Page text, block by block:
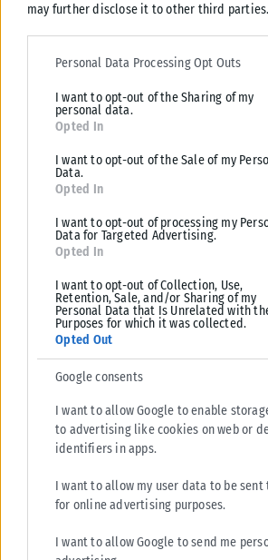
may further disclose it to other third parties.
Please note that this website/app uses one
services and may gather and store
deny consent to Google and its third-party
for below specified purposes in below
Personal Data Processing Opt Outs
I want to opt-out of the Sharing of my
personal data.
Opted In
I want to opt-out of the Sale of my
Data.
Opted In
I want to opt-out of processing my
Data for Targeted Advertising.
Opted In
I want to opt-out of Collection, Use,
Retention, Sale, and/or Sharing of my
Personal Data that Is Unrelated with
Purposes for which it was collected.
Opted Out
Google consents
I want to allow Google to enable
to advertising like cookies on web or
identifiers in apps.
I want to allow my user data to be sent
for online advertising purposes.
I want to allow Google to send me
οριστικό και επίσημο αποτέλεσμα
Πρωτοδικείο, όχι από το Υπουργείο
ΑΠΟ ΤΗΝ ΕΝΤΥΠΗ ΕΚΔΟΣΗ ΤΗΣ
Γιάννης Μπρατάκος
Σχετικά Άρθρα
Αγγελούδης: Να παραχωρηθεί στο δήμο